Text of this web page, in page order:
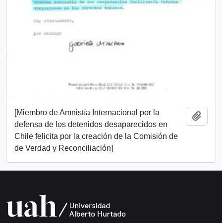
[Miembro de Amnistía Internacional por la
defensa de los detenidos desaparecidos en
Chile felicita por la creación de la Comisión de
de Verdad y Reconciliación]